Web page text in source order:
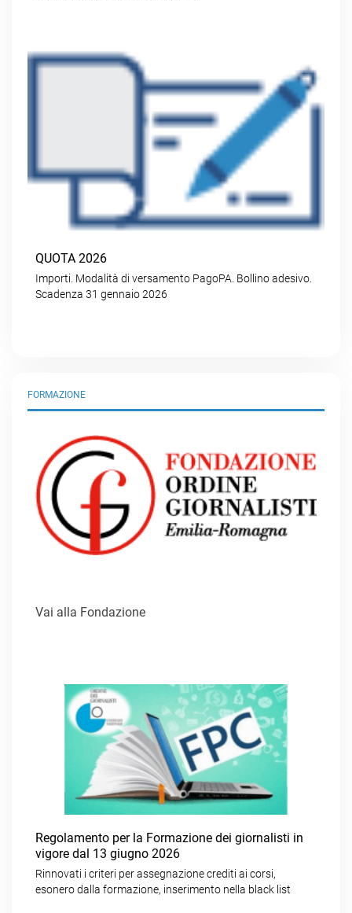
QUOTA 2026
Importi. Modalità di versamento PagoPA. Bollino adesivo.
Scadenza 31 gennaio 2026
FORMAZIONE
Vai alla Fondazione
Regolamento per la Formazione dei giornalisti in
vigore dal 13 giugno 2026
Rinnovati i criteri per assegnazione crediti ai corsi,
esonero dalla formazione, inserimento nella black list